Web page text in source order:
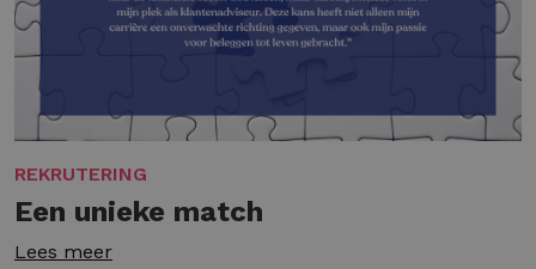
REKRUTERING
Een unieke match
Lees meer